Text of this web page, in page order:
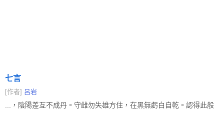
七言
[作者] 呂岩
...，陰陽差互不成丹。守雌勿失雄方住，在黑無虧白自乾。認得此般